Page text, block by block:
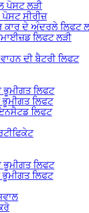
ਪੋਸਟ ਲੜੀ
ਸੀਰੀਜ਼
ਕਾਰ ਦੇ ਅੰਦਰਲੇ ਲਿਫਟ
ਲਿਫਟ ਲੜੀ
ਦੀ ਬੈਟਰੀ ਲਿਫਟ
ਲਿਫਟ
ਲਿਫਟ
ਲਿਫਟ
ਲਿਫਟ
ਲਿਫਟ